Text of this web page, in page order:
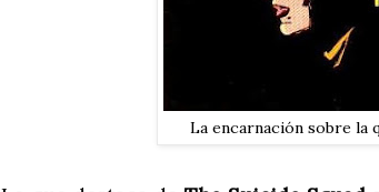
La encarnación sobre la